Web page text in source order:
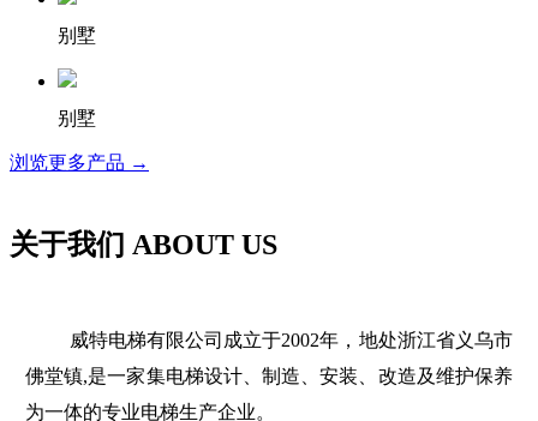
别墅
别墅
浏览更多产品 →
关于我们 ABOUT US
威特电梯有限公司成立于2002年，地处浙江省义乌市
佛堂镇,是一家集电梯设计、制造、安装、改造及维护保养
为一体的专业电梯生产企业。